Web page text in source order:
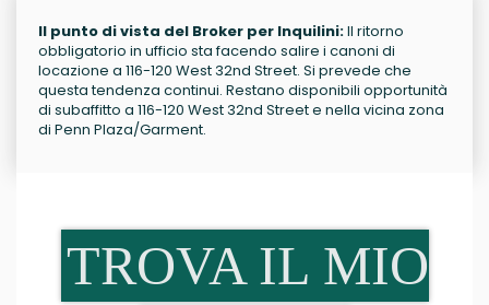
Il punto di vista del Broker per Inquilini:Il ritorno
obbligatorio in ufficio sta facendo salire i canoni di
locazione a 116-120 West 32nd Street. Si prevede che
questa tendenza continui. Restano disponibili opportunità
di subaffitto a 116-120 West 32nd Street e nella vicina zona
di Penn Plaza/Garment.
TROVA IL MIO